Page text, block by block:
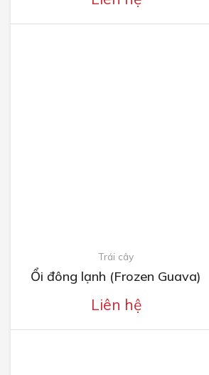
Trái cây
Ổi đông lạnh (Frozen Guava)
Liên hệ